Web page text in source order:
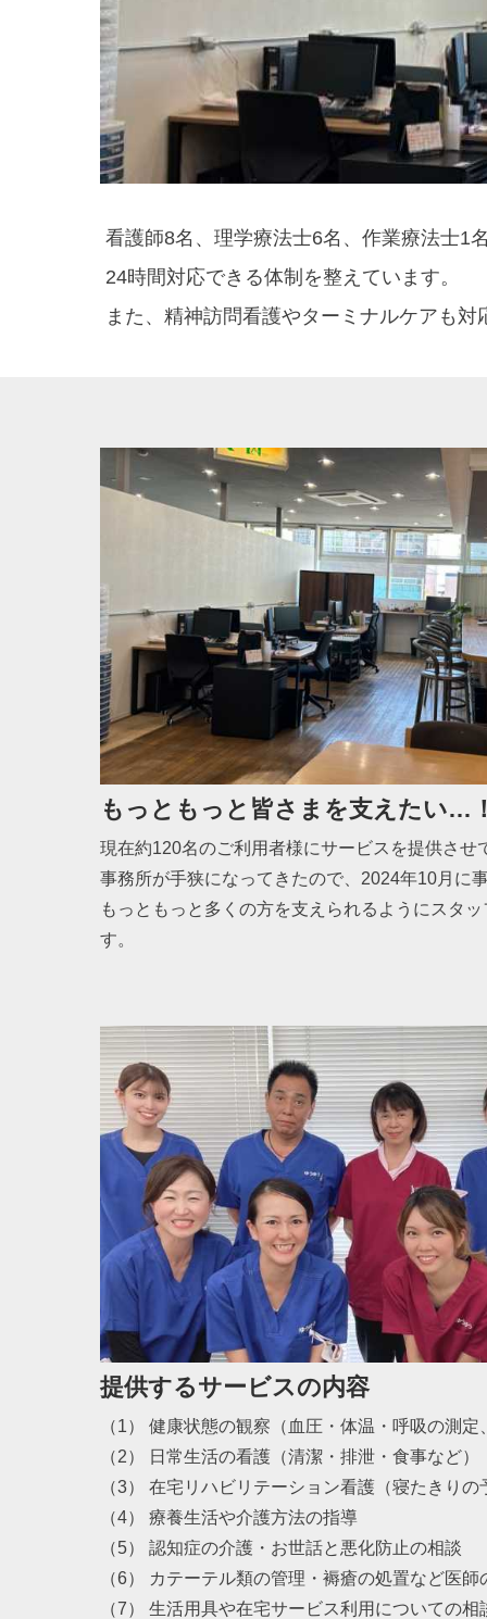
看護師8名、理学療法士6名、作業療法士1
24時間対応できる体制を整えています。
また、精神訪問看護やターミナルケアも対
もっともっと皆さまを支えたい…
現在約120名のご利用者様にサービスを提供させ
事務所が手狭になってきたので、2024年10月に
もっともっと多くの方を支えられるようにスタ
す。
提供するサービスの内容
（1） 健康状態の観察（血圧・体温・呼吸の測
（2） 日常生活の看護（清潔・排泄・食事など）
（3） 在宅リハビリテーション看護（寝たきり
（4） 療養生活や介護方法の指導
（5） 認知症の介護・お世話と悪化防止の相談
（6） カテーテル類の管理・褥瘡の処置など医
（7） 生活用具や在宅サービス利用についての相